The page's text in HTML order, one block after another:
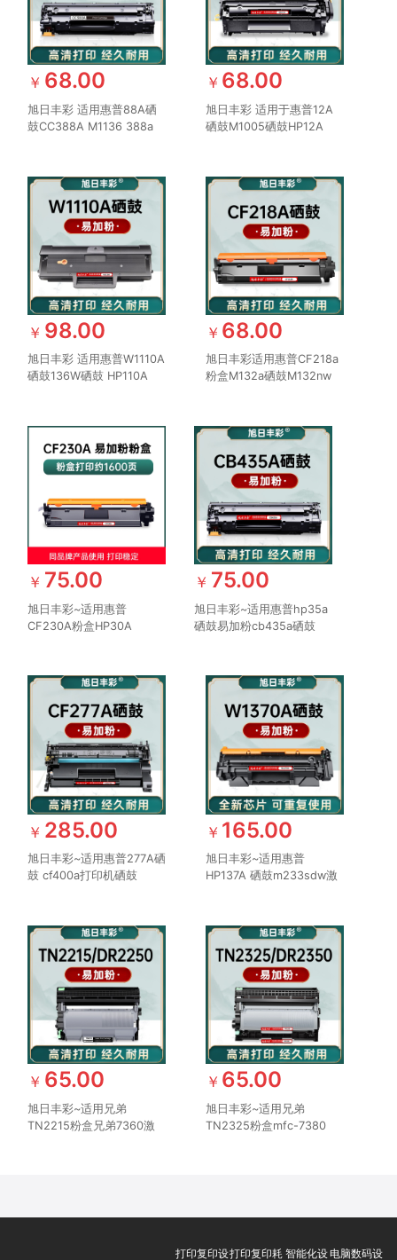
￥ 68.00
旭日丰彩 适用惠普88A硒
鼓CC388A M1136 388a
m1213nf 1216nfh墨盒
￥ 68.00
旭日丰彩 适用于惠普12A
硒鼓M1005硒鼓HP12A
LBP2900易加粉HP1010墨
盒M1005mfp HP1018
￥ 98.00
旭日丰彩 适用惠普W1110A
硒鼓136W硒鼓 HP110A
138P/pn/pnw粉盒Laser
MFP 带芯片
￥ 68.00
旭日丰彩适用惠普CF218a
粉盒M132a硒鼓M132nw
M132fw/fn/fp CF219A鼓
架hp19a
￥ 75.00
旭日丰彩~适用惠普
CF230A粉盒HP30A
CF232A 32a硒鼓
M203DW M203DN NW
M203D
￥ 75.00
旭日丰彩~适用惠普hp35a
硒鼓易加粉cb435a硒鼓
crg725 m1214nfh打印机
￥ 285.00
旭日丰彩~适用惠普277A硒
鼓 cf400a打印机硒鼓
m277n激光打印机Laser
m274n粉盒CF400
￥ 165.00
旭日丰彩~适用惠普
HP137A 硒鼓m233sdw激
m232dwc m233dw粉盒
m233sdn W1370A带芯片
￥ 65.00
旭日丰彩~适用兄弟
TN2215粉盒兄弟7360激
￥ 65.00
旭日丰彩~适用兄弟
TN2325粉盒mfc-7380
打印复印设打印复印耗 智能化设 电脑数码设